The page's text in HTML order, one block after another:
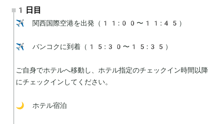
1日目
✈️ 関西国際空港を出発（11:00〜11:45）
✈️ バンコクに到着（15:30〜15:35）
ご自身でホテルへ移動し、ホテル指定のチェックイン時間以降
にチェックインしてください。
🌙 ホテル宿泊